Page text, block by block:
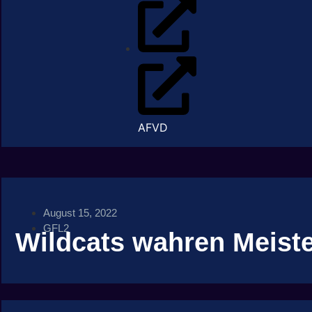
AFVD
August 15, 2022
GFL2
Wildcats wahren